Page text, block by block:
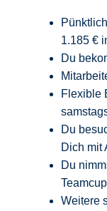
1.185 €
Du
Flexible
Du
Dich mit
Du
Weitere